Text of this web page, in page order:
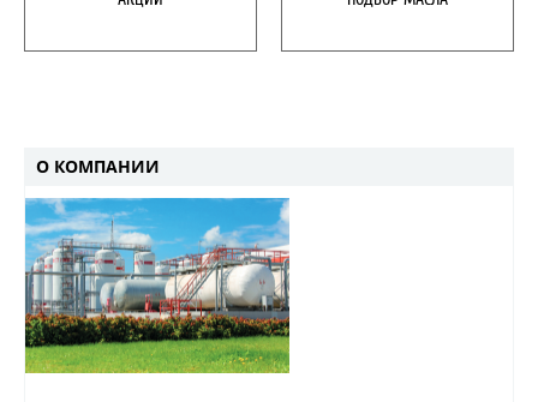
О КОМПАНИИ